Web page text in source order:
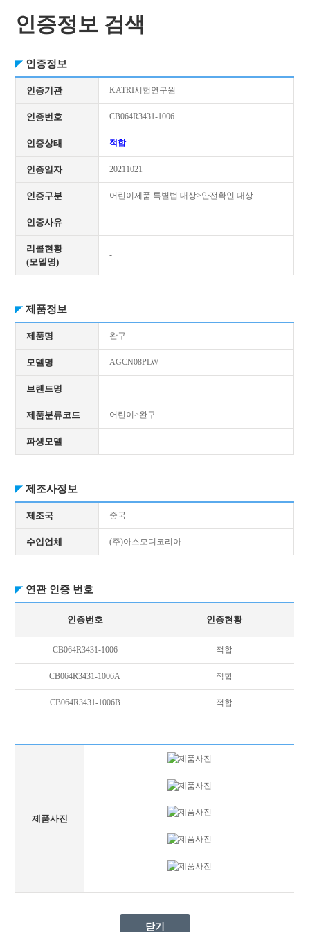
인증정보 검색
인증정보
인증기관 KATRI시험연구원
인증번호 CB064R3431-1006
인증상태 적합
인증일자 20211021
인증구분 어린이제품 특별법 대상>안전확인 대상
인증사유
리콜현황
(모델명)
-
제품정보
제품명 완구
모델명 AGCN08PLW
브랜드명
제품분류코드 어린이>완구
파생모델
제조사정보
제조국 중국
수입업체 (주)아스모디코리아
연관 인증 번호
인증번호 인증현황
CB064R3431-1006 적합
CB064R3431-1006A 적합
CB064R3431-1006B 적합
제품사진
닫기